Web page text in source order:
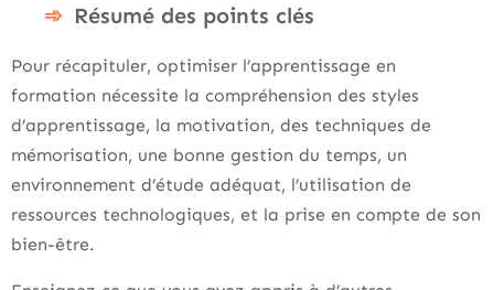
Résumé des points clés
Pour récapituler, optimiser l’apprentissage en
formation nécessite la compréhension des styles
d’apprentissage, la motivation, des techniques de
mémorisation, une bonne gestion du temps, un
environnement d’étude adéquat, l’utilisation de
ressources technologiques, et la prise en compte de son
bien-être.